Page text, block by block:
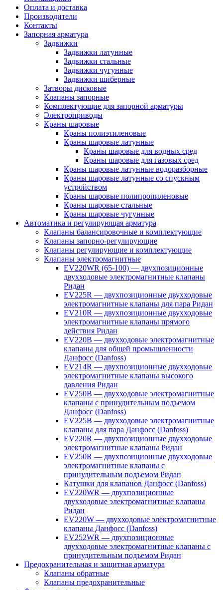
Оплата и доставка
Производители
Контакты
Запорная арматура
Задвижки
Задвижки латунные
Задвижки стальные
Задвижки чугунные
Задвижки шиберные
Затворы дисковые
Клапаны запорные
Комплектующие для запорной арматуры
Электроприводы
Краны шаровые
Краны полиэтиленовые
Краны шаровые латунные
Краны шаровые для водных сред
Краны шаровые для газовых сред
Краны шаровые латунные водоразборные
Краны шаровые латунные со спускным
устройством
Краны шаровые полипропиленовые
Краны шаровые стальные
Краны шаровые чугунные
Автоматика и регулирующая арматура
Клапаны балансировочные и комплектующие
Клапаны запорно-регулирующие
Клапаны регулирующие и комплектующие
Клапаны электромагнитные
EV220WR (65-100) — двухпозиционные
двухходовые электромагнитные клапаны
Ридан
EV225R — двухпозиционные двухходовые
электромагнитные клапаны для пара Ридан
EV210R — двухпозиционные двухходовые
электромагнитные клапаны прямого
действия Ридан
EV220B — двухходовые электромагнитные
клапаны для общей промышленности
Данфосс (Danfoss)
EV214R — двухпозиционные двухходовые
электромагнитные клапаны высокого
давления Ридан
EV250B — двухходовые электромагнитные
клапаны с принудительным подъемом
Данфосс (Danfoss)
EV225B — двухходовые электромагнитные
клапаны для пара Данфосс (Danfoss)
EV220R — двухпозиционные двухходовые
электромагнитные клапаны Ридан
EV250R — двухпозиционные двухходовые
электромагнитные клапаны с
принудительным подъемом Ридан
Катушки для клапанов Данфосс (Danfoss)
EV220WR — двухпозиционные
двухходовые электромагнитные клапаны
Ридан
EV220W — двухходовые электромагнитные
клапаны Данфосс (Danfoss)
EV252WR — двухпозиционные
двухходовые электромагнитные клапаны с
принудительным подъемом Ридан
Предохранительная и защитная арматура
Клапаны обратные
Клапаны предохранительные